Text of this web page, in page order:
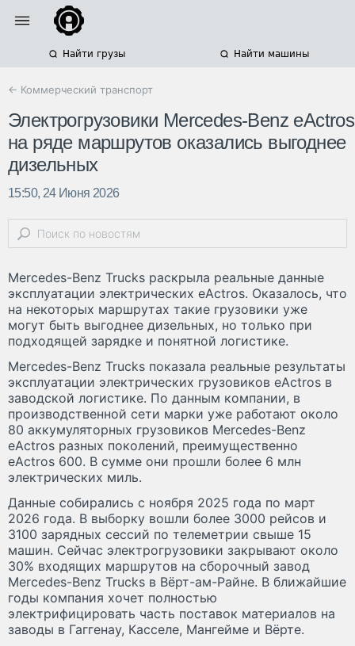
Найти грузы Найти машины
← Коммерческий транспорт
Электрогрузовики Mercedes-Benz eActros
на ряде маршрутов оказались выгоднее
дизельных
15:50, 24 Июня 2026
Mercedes-Benz Trucks раскрыла реальные данные
эксплуатации электрических eActros. Оказалось, что
на некоторых маршрутах такие грузовики уже
могут быть выгоднее дизельных, но только при
подходящей зарядке и понятной логистике.
Mercedes-Benz Trucks показала реальные результаты
эксплуатации электрических грузовиков eActros в
заводской логистике. По данным компании, в
производственной сети марки уже работают около
80 аккумуляторных грузовиков Mercedes-Benz
eActros разных поколений, преимущественно
eActros 600. В сумме они прошли более 6 млн
электрических миль.
Данные собирались с ноября 2025 года по март
2026 года. В выборку вошли более 3000 рейсов и
3100 зарядных сессий по телеметрии свыше 15
машин. Сейчас электрогрузовики закрывают около
30% входящих маршрутов на сборочный завод
Mercedes-Benz Trucks в Вёрт-ам-Райне. В ближайшие
годы компания хочет полностью
электрифицировать часть поставок материалов на
заводы в Гаггенау, Касселе, Мангейме и Вёрте.